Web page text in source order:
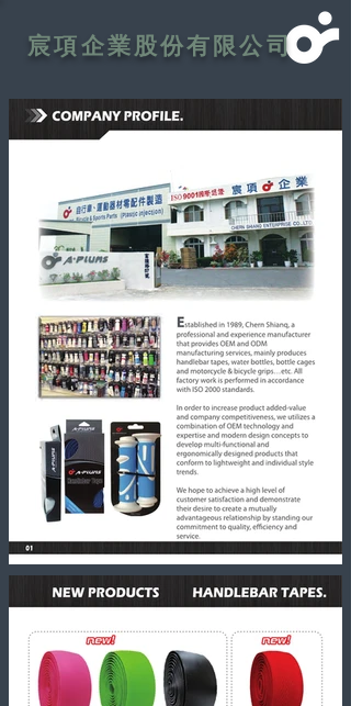
宸項企業股份有限公司